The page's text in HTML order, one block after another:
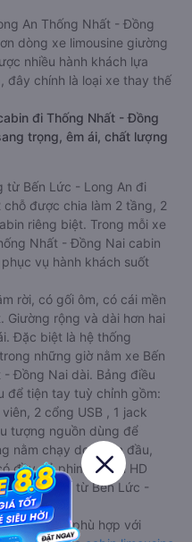
An Thống Nhất - Đồng
dòng xe limousine giường
nhiều hành khách lựa
đây chính là loại xe thay thế
đi Thống Nhất - Đồng
trọng, êm ái, chất lượng
từ Bến Lức - Long An đi
được chia làm 2 tầng, 2
riêng biệt. Trong mỗi xe
Nhất - Đồng Nai cabin
vụ hành khách suốt
rời, có gối ôm, có cái mền
Giường rộng và dài hơn hai
Đặc biệt là hệ thống
những giờ nằm xe Bến
Đồng Nai dài. Bảng điều
để tiện tay tuỳ chỉnh gồm:
2 cổng USB , 1 jack
tượng nguồn dùng để
nằm chạy dọc trên đầu,
đầy đủ phim chuẩn HD
chuyến đi từ Bến Lức -
Nai.
nhỏ hơn phù hợp với